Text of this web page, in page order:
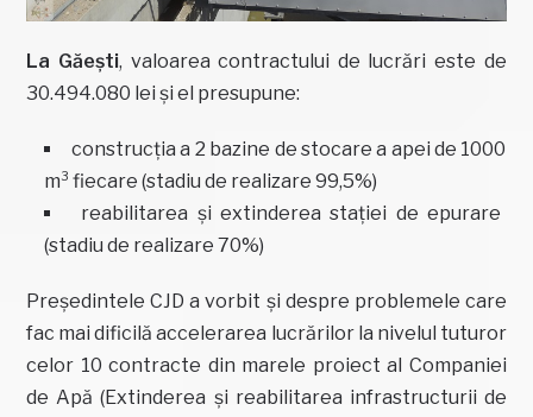
La Găești, valoarea contractului de lucrări este de
30.494.080 lei și el presupune:
construcția a 2 bazine de stocare a apei de 1000
m³ fiecare (stadiu de realizare 99,5%)
reabilitarea și extinderea stației de epurare
(stadiu de realizare 70%)
Președintele CJD a vorbit și despre problemele care
fac mai dificilă accelerarea lucrărilor la nivelul tuturor
celor 10 contracte din marele proiect al Companiei
de Apă (Extinderea și reabilitarea infrastructurii de